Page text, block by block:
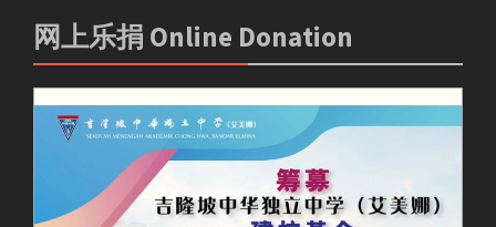
网上乐捐 Online Donation